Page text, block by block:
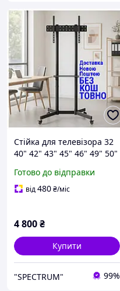
Стійка для телевізора 32
40" 42" 43" 45" 46" 49" 50"
T1042TE Підлогова стійка
для тв Підставка для
Готово до відправки
від480₴/міс
4 800₴
Купити
"SPECTRUM" 99%